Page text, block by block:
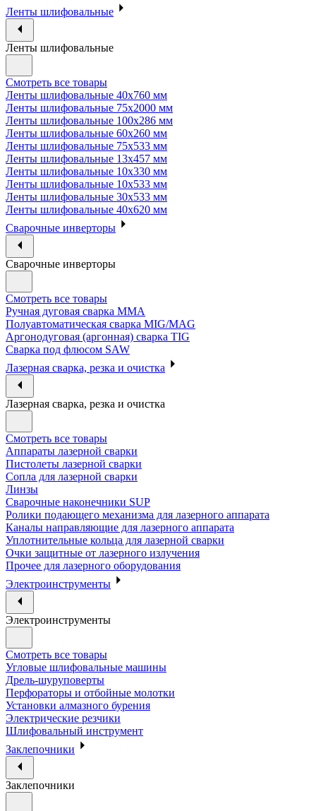
Ленты шлифовальные
Ленты шлифовальные
Смотреть все товары
Ленты шлифовальные 40х760 мм
Ленты шлифовальные 75х2000 мм
Ленты шлифовальные 100х286 мм
Ленты шлифовальные 60х260 мм
Ленты шлифовальные 75х533 мм
Ленты шлифовальные 13х457 мм
Ленты шлифовальные 10х330 мм
Ленты шлифовальные 10х533 мм
Ленты шлифовальные 30х533 мм
Ленты шлифовальные 40х620 мм
Сварочные инверторы
Сварочные инверторы
Смотреть все товары
Ручная дуговая сварка MMA
Полуавтоматическая сварка MIG/MAG
Аргонодуговая (аргонная) сварка TIG
Сварка под флюсом SAW
Лазерная сварка, резка и очистка
Лазерная сварка, резка и очистка
Смотреть все товары
Аппараты лазерной сварки
Пистолеты лазерной сварки
Сопла для лазерной сварки
Линзы
Сварочные наконечники SUP
Ролики подающего механизма для лазерного аппарата
Каналы направляющие для лазерного аппарата
Уплотнительные кольца для лазерной сварки
Очки защитные от лазерного излучения
Прочее для лазерного оборудования
Электроинструменты
Электроинструменты
Смотреть все товары
Угловые шлифовальные машины
Дрель-шуруповерты
Перфораторы и отбойные молотки
Установки алмазного бурения
Электрические резчики
Шлифовальный инструмент
Заклепочники
Заклепочники